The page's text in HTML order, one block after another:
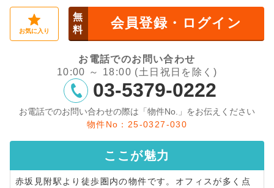
お気に入り
無
料
会員登録・ログイン
お電話でのお問い合わせ
10:00 ～ 18:00 (土日祝日を除く)
03-5379-0222
お電話でのお問い合わせの際は「物件No.」をお伝えください
物件No：25-0327-030
ここが魅力
赤坂見附駅より徒歩圏内の物件です。オフィスが多く点